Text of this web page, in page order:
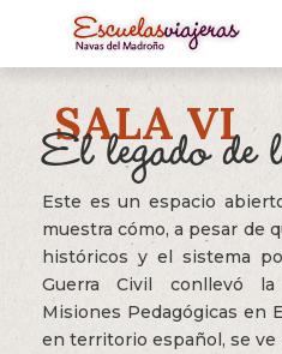
SALA VI
El legado de
Este es un espacio
muestra cómo, a pesar de
históricos y el sistema
Guerra Civil conllevó
Misiones Pedagógicas en
en territorio español, se ve